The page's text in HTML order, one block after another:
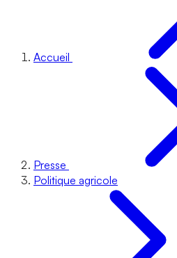
Accueil
Presse
Politique agricole